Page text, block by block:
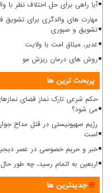
آیا راهی برای حل اختلاف نظر با
مهارت های والدگری برای تشویق
تشویق و صبوری
غدیر، میثاق امت با ولایت
روش های درمان ریزش مو
پربحث ترین ها
حکم شرعی تارک نماز قضای
می شود؟
رژیم صهیونیستی در قتل مداح
است
خبر و حریم خصوصی در عصر
اربعین به اتمام رسید، چه طور
جدیدترین ها